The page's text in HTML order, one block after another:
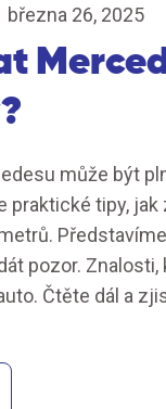
března 26, 2025
může být
praktické tipy,
pozor.
Čtěte dál a